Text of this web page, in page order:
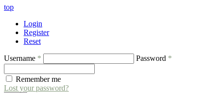
top
Login
Register
Reset
Username * Password *
Remember me
Lost your password?